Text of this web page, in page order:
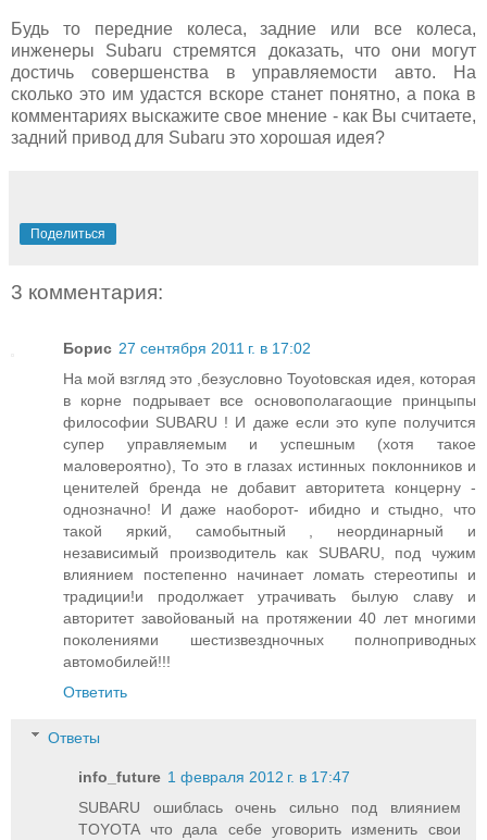
Будь то передние колеса, задние или все колеса,
инженеры Subaru стремятся доказать, что они могут
достичь совершенства в управляемости авто. На
сколько это им удастся вскоре станет понятно, а пока в
комментариях выскажите свое мнение - как Вы считаете,
задний привод для Subaru это хорошая идея?
Поделиться
3 комментария:
Борис 27 сентября 2011 г. в 17:02
На мой взгляд это ,безусловно Toyotoвская идея, которая
в корне подрывает все основополагаощие принцыпы
философии SUBARU ! И даже если это купе получится
супер управляемым и успешным (хотя такое
маловероятно), То это в глазах истинных поклонников и
ценителей бренда не добавит авторитета концерну -
однозначно! И даже наоборот- ибидно и стыдно, что
такой яркий, самобытный , неординарный и
независимый производитель как SUBARU, под чужим
влиянием постепенно начинает ломать стереотипы и
традиции!и продолжает утрачивать былую славу и
авторитет завойованый на протяжении 40 лет многими
поколениями шестизвездночных полноприводных
автомобилей!!!
Ответить
Ответы
info_future 1 февраля 2012 г. в 17:47
SUBARU ошиблась очень сильно под влиянием
TOYOTA что дала себе уговорить изменить свои